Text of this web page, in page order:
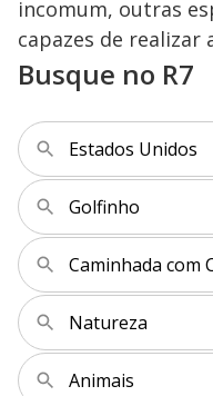
M
u
d
o
incomum, outras
capazes de realizar
Busque no R7
Estados Unidos
Golfinho
Caminhada com
Natureza
Animais